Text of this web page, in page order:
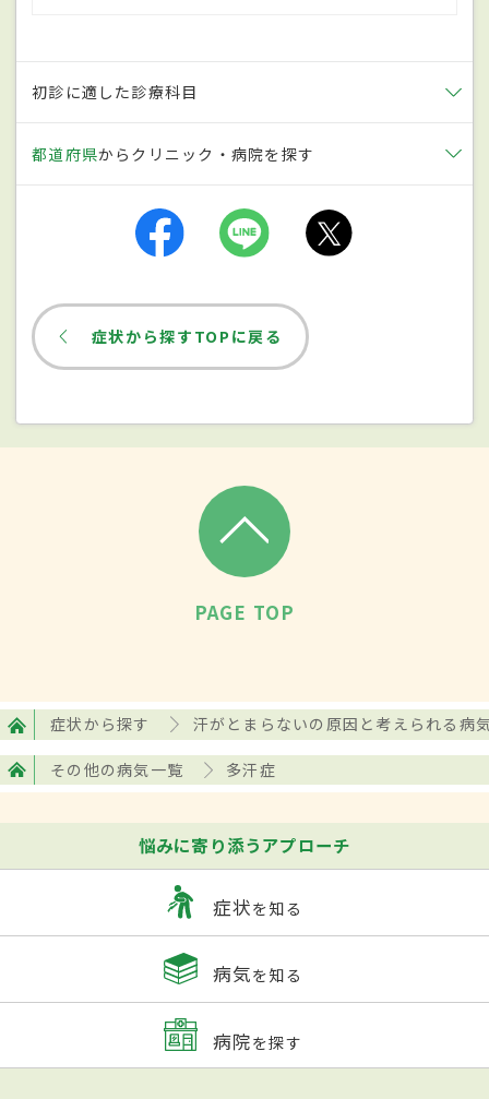
詳しいことはわかっていません。脇の臭い
（わきが）は、汗腺の１つであるアポクリ
ン腺から出た汗の脂肪酸が細菌によって分
解されて発生しますが、臭いの強い人はア
ポクリン腺が大きく、分泌量が多い傾向が
症状
な発汗です。症状の重い例では、したたり
不快な臭い、汗による指先の冷え、手足に
水疱(水ぶくれ)ができる、表皮がめくれるな
どの皮膚症状を引き起こすこともありま
す。また、多汗の症状により、患者はさまざ
QOLが著しく悪化します。精神的な苦痛が
大きい場合は、うつ病などの精神疾患を合
併することもあります。多汗の症状は、幼
に多く見られる病気です。
検査・診断
主に問診で自覚症状を判定し、発汗の程度
や汗の量を測定し、他の基礎疾患の合併が
なければ原発性多汗症と診断されます。自
初診に適した診療科目
都道府県からクリニック・病院を探す
症状から探すTOPに戻る
PAGE TOP
症状から探す 汗がとまらないの原因と考えられる病
その他の病気一覧 多汗症
悩みに寄り添うアプローチ
症状を知る
病気を知る
病院を探す